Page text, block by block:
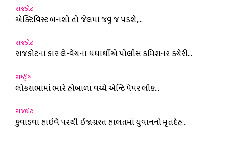
રાજકોટ
એક્ટિવિસ્ટ બનશો તો જેલમાં જવું જ પડશે,...
રાજકોટ
રાજકોટના કાર લે-વેંચના ધંધાર્થીએ પોલીસ કમિશનર કચેરી...
રાષ્ટ્રીય
લોકસભામાં ભારે હોબાળા વચ્ચે એન્ટિ પેપર લીક...
રાજકોટ
કુવાડવા હાઇવે પરથી ઇજાગ્રસ્ત હાલતમાં યુવાનનો મૃતદેહ...